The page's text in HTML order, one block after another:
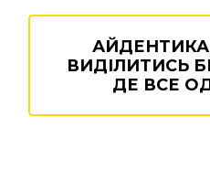
ВИДІЛИТИСЬ
ДЕ ВСЕ